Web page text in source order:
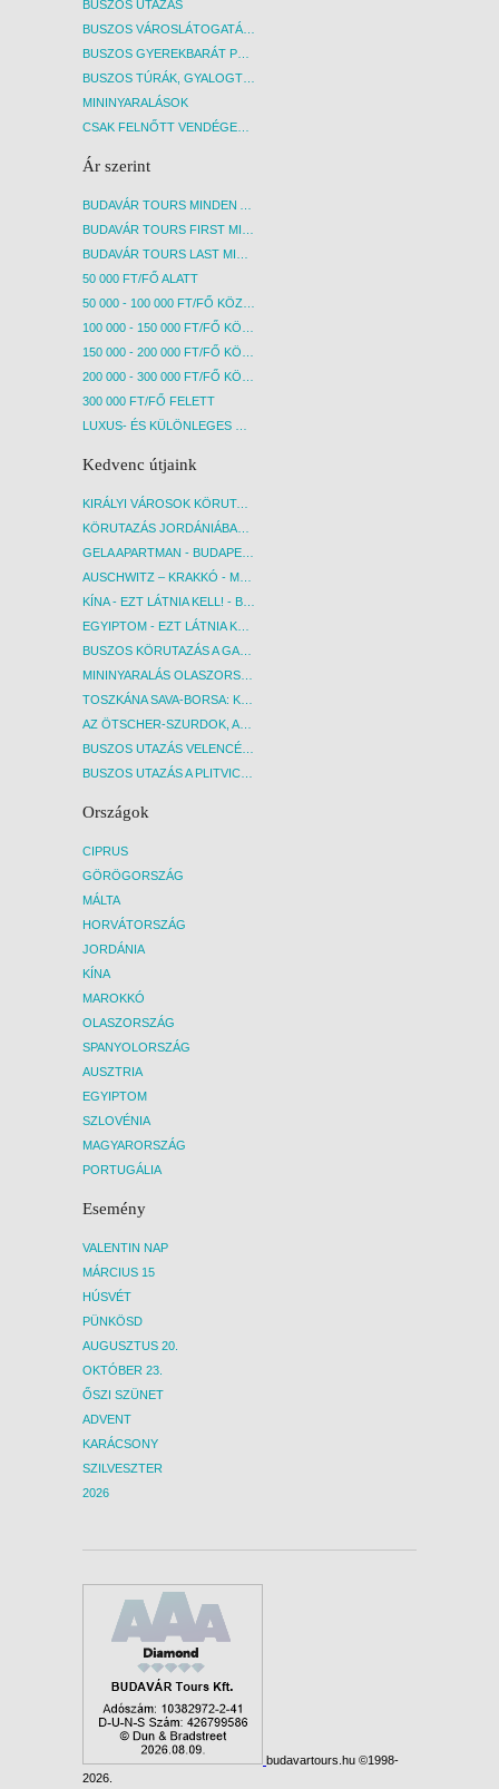
BUSZOS UTAZÁS
MININYARALÁSOK
Ár szerint
50 000 FT/FŐ ALATT
300 000 FT/FŐ FELETT
Kedvenc útjaink
KIRÁLYI VÁROSOK KÖRUTAZÁS KÖZVETLEN REPÜLŐJÁRATTAL - BUDAPEST, REPÜLŐ
Országok
CIPRUS
GÖRÖGORSZÁG
MÁLTA
HORVÁTORSZÁG
JORDÁNIA
KÍNA
MAROKKÓ
OLASZORSZÁG
SPANYOLORSZÁG
AUSZTRIA
EGYIPTOM
SZLOVÉNIA
MAGYARORSZÁG
PORTUGÁLIA
Esemény
VALENTIN NAP
MÁRCIUS 15
HÚSVÉT
PÜNKÖSD
AUGUSZTUS 20.
OKTÓBER 23.
ŐSZI SZÜNET
ADVENT
KARÁCSONY
SZILVESZTER
2026
budavartours.hu ©1998-
2026.